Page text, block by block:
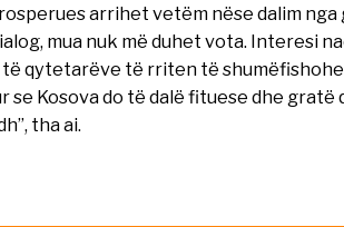
arrihet vetëm nëse dalim nga
mua nuk më duhet vota. Interesi
qytetarëve të rriten të
se Kosova do të dalë fituese dhe
tha ai.